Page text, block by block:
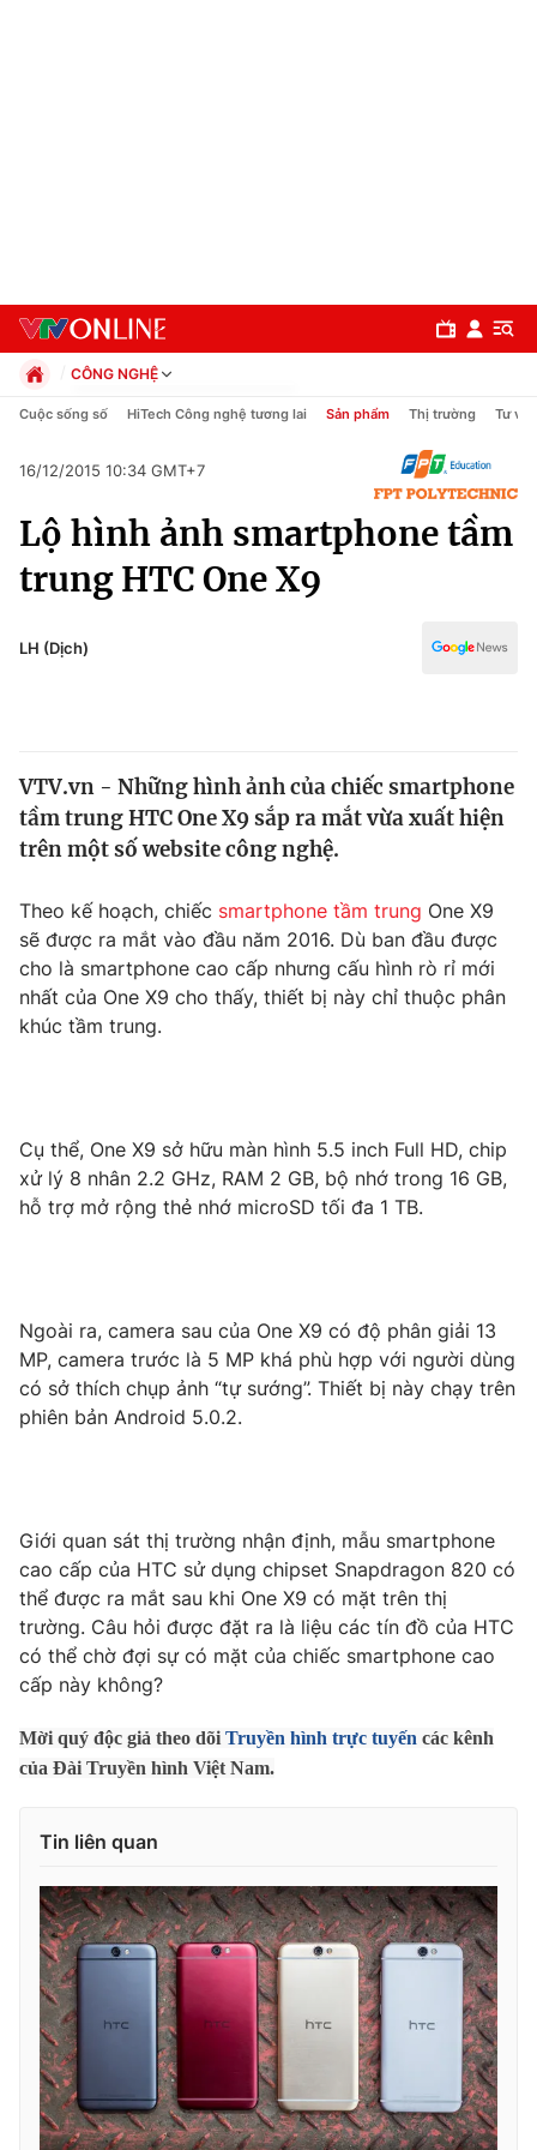
Chính trị
Thế giới
Thế giới đó đây
Câu chuyện quốc tế
Tài chính
Thị trường
Góc doanh nghiệp
Dữ liệu và đời sống
Truyền hình
Nhân vật
Khán giả
Điện ảnh
Âm nhạc
Đời sống
Du lịch
Chất lượng cuộc sống
Học trực tuyến
Hitech Công nghệ tương lai
Sản phẩm
Giao lưu trực tuyến
Chuyên mục khác
Emagazine Podcast
Photo Infographic
VTV Sức khoẻ
Thị trường 24h Tấm lòng Việt
VTV4 Vươn mình bằng AI
VTV9 VTV8
Liên hệ tòa soạn English
CÔNG NGHỆ
Chính trị
Pháp luật
Thể thao
Truyền hình
Văn hóa - Giải trí
Đời sống
Cuộc sống số HiTech Công nghệ tương lai Sản phẩm Thị trường Tư vấn
16/12/2015 10:34 GMT+7
Lộ hình ảnh smartphone tầm
trung HTC One X9
LH (Dịch)
VTV.vn - Những hình ảnh của chiếc smartphone
tầm trung HTC One X9 sắp ra mắt vừa xuất hiện
trên một số website công nghệ.
Theo kế hoạch, chiếc smartphone tầm trung One X9
sẽ được ra mắt vào đầu năm 2016. Dù ban đầu được
cho là smartphone cao cấp nhưng cấu hình rò rỉ mới
nhất của One X9 cho thấy, thiết bị này chỉ thuộc phân
khúc tầm trung.
Cụ thể, One X9 sở hữu màn hình 5.5 inch Full HD, chip
xử lý 8 nhân 2.2 GHz, RAM 2 GB, bộ nhớ trong 16 GB,
hỗ trợ mở rộng thẻ nhớ microSD tối đa 1 TB.
Ngoài ra, camera sau của One X9 có độ phân giải 13
MP, camera trước là 5 MP khá phù hợp với người dùng
có sở thích chụp ảnh “tự sướng”. Thiết bị này chạy trên
phiên bản Android 5.0.2.
Giới quan sát thị trường nhận định, mẫu smartphone
cao cấp của HTC sử dụng chipset Snapdragon 820 có
thể được ra mắt sau khi One X9 có mặt trên thị
trường. Câu hỏi được đặt ra là liệu các tín đồ của HTC
có thể chờ đợi sự có mặt của chiếc smartphone cao
cấp này không?
Mời quý độc giả theo dõi Truyền hình trực tuyến các kênh
của Đài Truyền hình Việt Nam.
Tin liên quan